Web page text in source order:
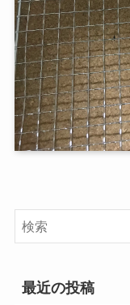
最近の投稿